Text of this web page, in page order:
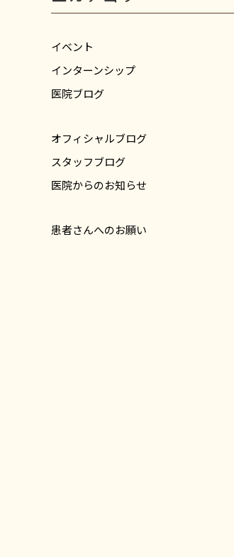
イベント
インターンシップ
医院ブログ
オフィシャルブログ
スタッフブログ
医院からのお知らせ
患者さんへのお願い